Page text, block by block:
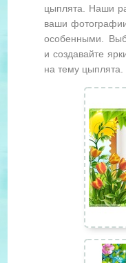
цыплята. Наши
ваши
особенными.
и создавайте
на тему цыплята.